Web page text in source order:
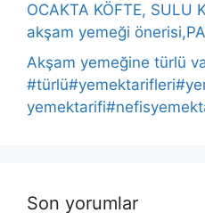
OCAKTA KÖFTE, SULU
akşam yemeği
Akşam yemeğine türlü
Son yorumlar